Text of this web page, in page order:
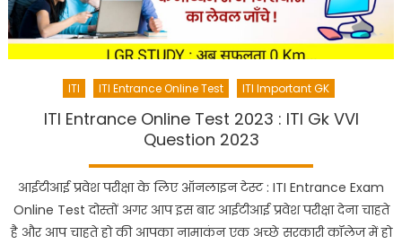
ITI ITI Entrance Online Test ITI Important GK
ITI Entrance Online Test 2023 : ITI Gk VVI
Question 2023
आईटीआई प्रवेश परीक्षा के लिए ऑनलाइन टेस्ट : ITI Entrance Exam
Online Test दोस्तों अगर आप इस बार आईटीआई प्रवेश परीक्षा देना चाहते
है और आप चाहते हो की आपका नामाकंन एक अच्छे सरकारी कॉलेज में हो